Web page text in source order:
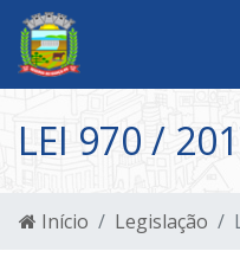
LEI 970 /
Início Legislação